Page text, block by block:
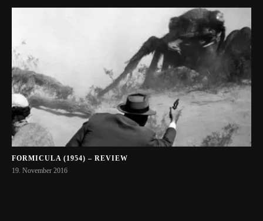
FORMICULA (1954) – REVIEW
19. November 2016